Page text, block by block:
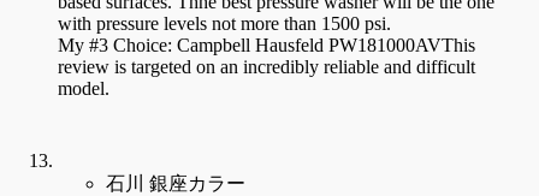
with pressure levels not more than 1500 psi.
My #3 Choice: Campbell Hausfeld PW181000AVThis
review is targeted on an incredibly reliable and difficult
model.
石川 銀座カラー